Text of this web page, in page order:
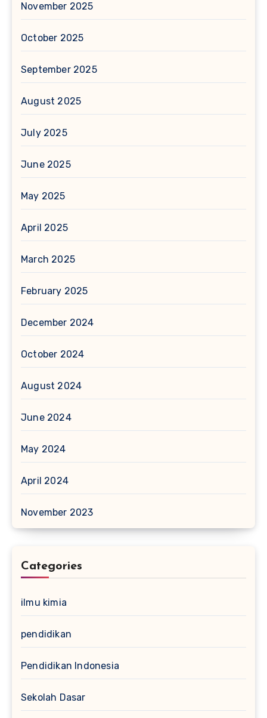
November 2025
October 2025
September 2025
August 2025
July 2025
June 2025
May 2025
April 2025
March 2025
February 2025
December 2024
October 2024
August 2024
June 2024
May 2024
April 2024
November 2023
Categories
ilmu kimia
pendidikan
Pendidikan Indonesia
Sekolah Dasar